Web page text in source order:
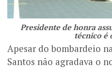
Presidente de honra
técnico é
Apesar do bombardeio
Santos não agradava o